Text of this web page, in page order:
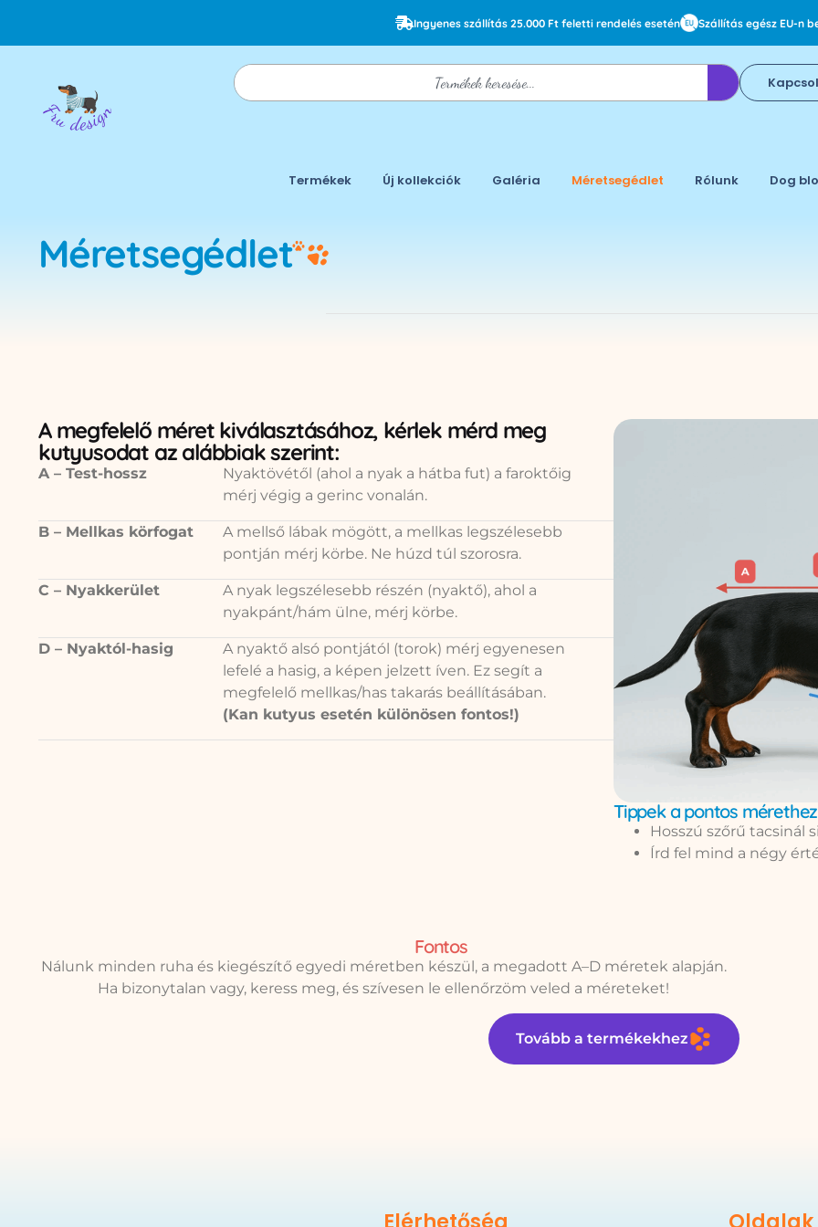
Ingyenes szállítás 25.000 Ft feletti rendelés esetén Szállítás egész EU-n
Termékek Új kollekciók Galéria Méretsegédlet Rólunk Dog
Méretsegédlet
A megfelelő méret kiválasztásához, kérlek mérd meg
kutyusodat az alábbiak szerint:
A – Test-hossz
Nyaktövétől (ahol a nyak a hátba fut) a faroktőig
mérj végig a gerinc vonalán.
B – Mellkas körfogat
A mellső lábak mögött, a mellkas legszélesebb
pontján mérj körbe. Ne húzd túl szorosra.
C – Nyakkerület
A nyak legszélesebb részén (nyaktő), ahol a
nyakpánt/hám ülne, mérj körbe.
D – Nyaktól-hasig
A nyaktő alsó pontjától (torok) mérj egyenesen
lefelé a hasig, a képen jelzett íven. Ez segít a
megfelelő mellkas/has takarás beállításában.
(Kan kutyus esetén különösen fontos!)
Tippek a pontos
Hosszú szőrű tacsinál
Írd fel mind a négy
Fontos
Nálunk minden ruha és kiegészítő egyedi méretben készül, a megadott A–D méretek alapján.
Ha bizonytalan vagy, keress meg, és szívesen le ellenőrzöm veled a méreteket!
Tovább a termékekhez